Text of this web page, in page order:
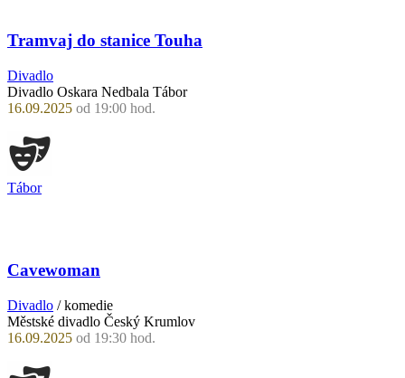
Tramvaj do stanice Touha
Divadlo
Divadlo Oskara Nedbala Tábor
16.09.2025 od 19:00 hod.
Tábor
Cavewoman
Divadlo / komedie
Městské divadlo Český Krumlov
16.09.2025 od 19:30 hod.